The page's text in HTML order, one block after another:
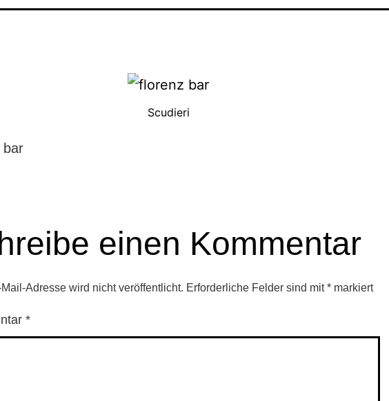
Scudieri
bar
einen Kommentar
Adresse wird nicht veröffentlicht. Erforderliche Felder sind mit* markiert
*